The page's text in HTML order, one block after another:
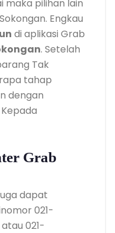
maka pilihan lain
Engkau
di aplikasi Grab
. Setelah
Tak
tahap
dengan
Kepada
Grab
dapat
021-
021-